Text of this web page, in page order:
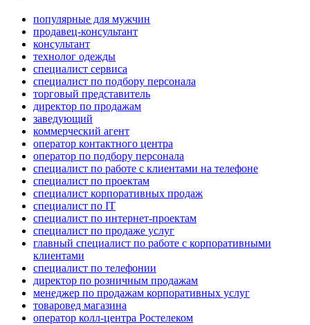
популярные для мужчин
продавец-консультант
консультант
технолог одежды
специалист сервиса
специалист по подбору персонала
торговый представитель
директор по продажам
заведующий
коммерческий агент
оператор контактного центра
оператор по подбору персонала
специалист по работе с клиентами на телефоне
специалист по проектам
специалист корпоративных продаж
специалист по IT
специалист по интернет-проектам
специалист по продаже услуг
главный специалист по работе с корпоративными
клиентами
специалист по телефонии
директор по розничным продажам
менеджер по продажам корпоративных услуг
товаровед магазина
оператор колл-центра Ростелеком